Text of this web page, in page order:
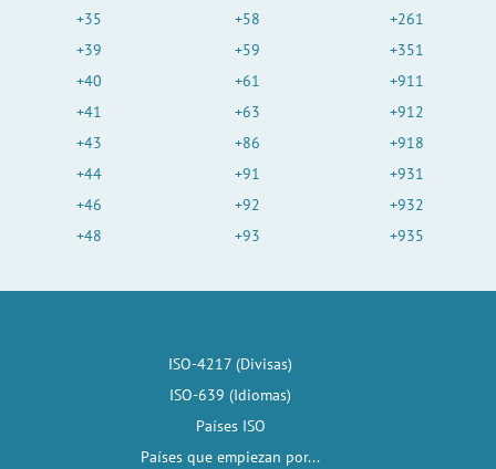
+35
+39
+40
+41
+43
+44
+46
+48
+58
+59
+61
+63
+86
+91
+92
+93
+261
+351
+911
+912
+918
+931
+932
+935
ISO-4217 (Divisas)
ISO-639 (Idiomas)
Países ISO
Países que empiezan por...